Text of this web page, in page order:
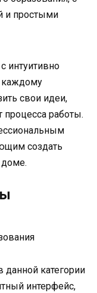
и простыми
интуитивно
каждому
свои идеи,
процесса работы.
создать
данной категории
интерфейс,